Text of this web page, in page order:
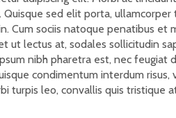
sed elit porta,
Cum sociis natoque penatibus et
ut lectus at, sodales sollicitudin
nibh pharetra est, nec feugiat
condimentum interdum
turpis leo, convallis quis tristique